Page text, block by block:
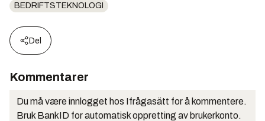
BEDRIFTSTEKNOLOGI
Del
Kommentarer
Du må være innlogget hos Ifrågasätt for å kommentere.
Bruk BankID for automatisk oppretting av brukerkonto.